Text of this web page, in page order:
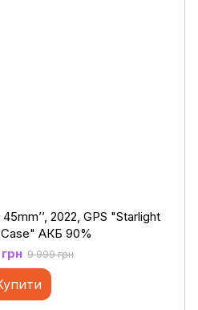
2022, GPS "Starlight
Case" АКБ 90%
9 999 грн